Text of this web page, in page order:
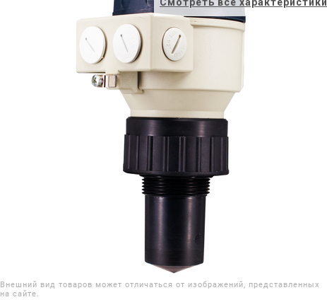
Внешний вид товаров может отличаться от изображений, представленных
на сайте.